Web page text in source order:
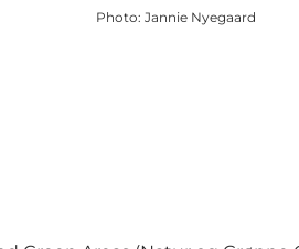
Photo: Jannie Nyegaard